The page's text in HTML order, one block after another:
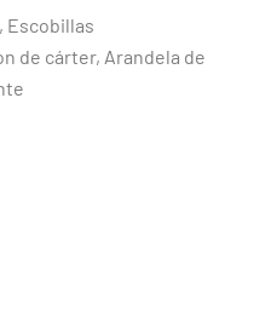
Escobillas
de cárter, Arandela de